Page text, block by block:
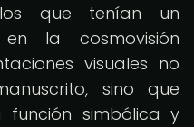
que tenían un
la cosmovisión
visuales no
sino que
simbólica y